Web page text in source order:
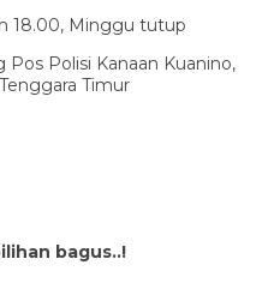
18.00, Minggu tutup
Polisi Kanaan Kuanino,
Timur
bagus..!